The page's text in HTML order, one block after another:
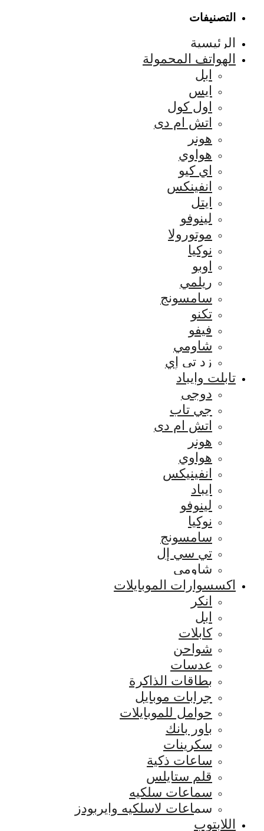
التصنيفات
الرئيسية
الهواتف المحمولة
ابل
ايس
اول كول
اتش ام دى
هونر
هواوي
اي كيو
انفينكس
ايتل
لينوفو
موتورولا
نوكيا
اوبو
ريلمي
سامسونج
تكنو
فيفو
شاومي
زد تي إي
تابلت وايباد
دوجى
جي تاب
اتش ام دى
هونر
هواوي
انفينيكس
ايباد
لينوفو
نوكيا
سامسونج
تي سي إل
شاومي
اكسسوارات الموبايلات
انكر
ابل
كابلات
شواحن
عدسات
بطاقات الذاكرة
جرابات موبايل
حوامل للموبايلات
باور بانك
سكرينات
ساعات ذكية
قلم ستايلس
سماعات سلكيه
سماعات لاسلكيه وايربودز
اللابتوب